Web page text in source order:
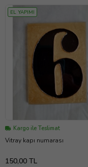
EL YAPIMI
Kargo ile Teslimat
Vitray kapı numarası
150,00 TL